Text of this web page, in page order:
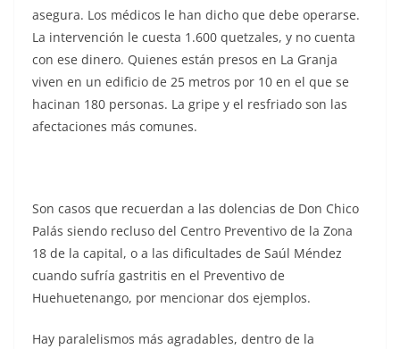
asegura. Los médicos le han dicho que debe operarse.
La intervención le cuesta 1.600 quetzales, y no cuenta
con ese dinero. Quienes están presos en La Granja
viven en un edificio de 25 metros por 10 en el que se
hacinan 180 personas. La gripe y el resfriado son las
afectaciones más comunes.
Son casos que recuerdan a las dolencias de Don Chico
Palás siendo recluso del Centro Preventivo de la Zona
18 de la capital, o a las dificultades de Saúl Méndez
cuando sufría gastritis en el Preventivo de
Huehuetenango, por mencionar dos ejemplos.
Hay paralelismos más agradables, dentro de la